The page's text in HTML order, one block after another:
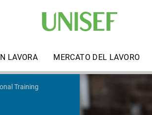
LAVORA MERCATO DEL LAVORO
Training Informatico